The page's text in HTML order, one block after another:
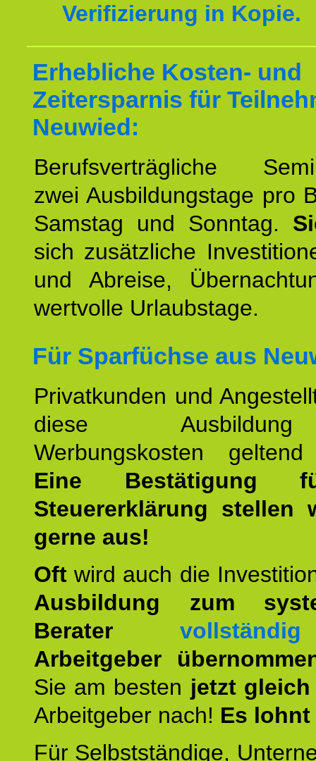
Verifizierung in Kopie.
Erhebliche Kosten- und
Zeitersparnis für
Neuwied:
Berufsverträgliche
zwei Ausbildungstage pro
Samstag und Sonntag.
sich zusätzliche
und Abreise,
wertvolle Urlaubstage.
Für Sparfüchse aus
Privatkunden und
diese
Werbungskosten
Eine Bestätigung
Steuererklärung stellen
gerne aus!
Oft wird auch die
Ausbildung zum
Berater vollständig
Arbeitgeber
Sie am besten jetzt gleich
Arbeitgeber nach! Es
Für Selbstständige,